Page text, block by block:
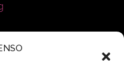
la nuova capitale